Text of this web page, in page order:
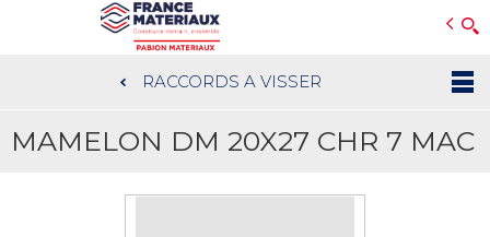
au
contenu
RACCORDS A VISSER
MAMELON DM 20X27 CHR 7 MAC